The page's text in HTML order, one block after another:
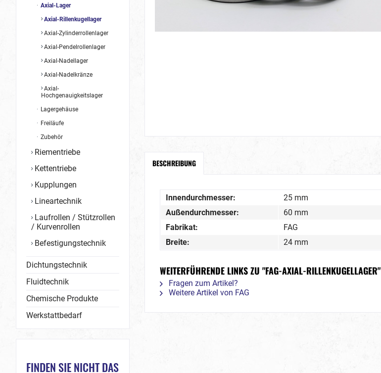
Axial-Lager
Axial-Rillenkugellager
Axial-Zylinderrollenlager
Axial-Pendelrollenlager
Axial-Nadellager
Axial-Nadelkränze
Axial-
Hochgenauigkeitslager
Lagergehäuse
Freiläufe
Zubehör
Riementriebe
Kettentriebe
Kupplungen
Lineartechnik
Laufrollen / Stützrollen
/ Kurvenrollen
Befestigungstechnik
Dichtungstechnik
Fluidtechnik
Chemische Produkte
Werkstattbedarf
FINDEN SIE NICHT DAS
BESCHREIBUNG
Innendurchmesser:
25 mm
Außendurchmesser:
60 mm
Fabrikat:
FAG
Breite:
24 mm
WEITERFÜHRENDE LINKS ZU "FAG-AXIAL-RILLENKUGELLAGER"
Fragen zum Artikel?
Weitere Artikel von FAG